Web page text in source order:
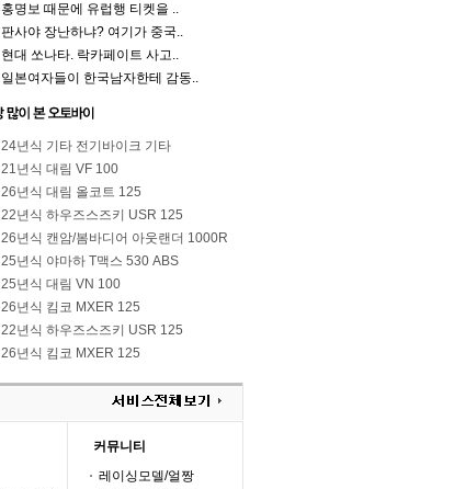
홍명보 때문에 유럽행 티켓을 ..
판사야 장난하냐? 여기가 중국..
현대 쏘나타. 락카페이트 사고..
일본여자들이 한국남자한테 감동..
24년식 기타 전기바이크 기타
21년식 대림 VF 100
26년식 대림 올코트 125
22년식 하우즈스즈키 USR 125
26년식 캔암/봄바디어 아웃랜더 1000R
25년식 야마하 T맥스 530 ABS
25년식 대림 VN 100
26년식 킴코 MXER 125
22년식 하우즈스즈키 USR 125
26년식 킴코 MXER 125
커뮤니티
레이싱모델/얼짱